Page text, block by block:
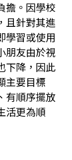
擔。因學校
且針對其進
學習或使用
朋友由於視
下降，因此
主要目標
有順序擺放
活更為順